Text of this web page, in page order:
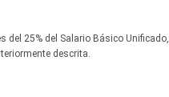
del 25% del Salario Básico
descrita.